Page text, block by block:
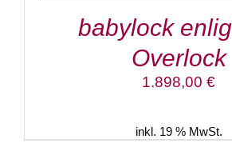
babylock
Overlock
1.898,00 €
inkl. 19 % MwSt.